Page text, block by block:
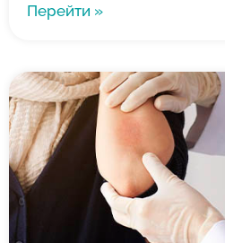
Перейти »